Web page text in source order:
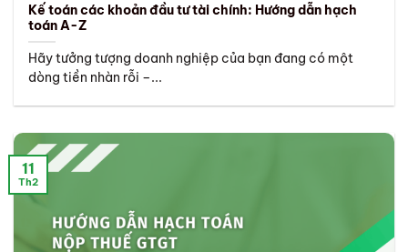
Kế toán các khoản đầu tư tài chính: Hướng dẫn hạch
toán A-Z
Hãy tưởng tượng doanh nghiệp của bạn đang có một
dòng tiền nhàn rỗi –...
11
Th2